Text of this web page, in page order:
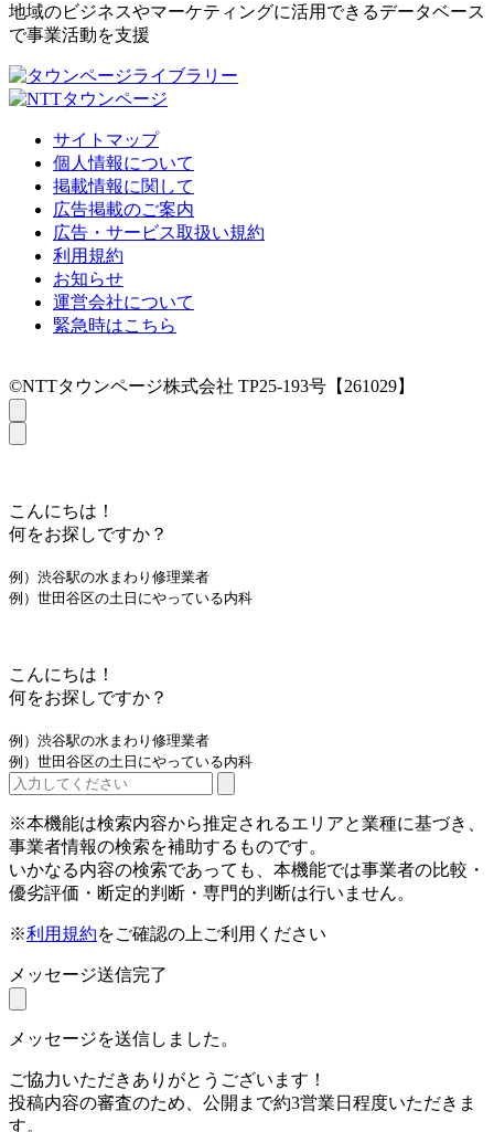
地域のビジネスやマーケティングに活用できるデータベース
で事業活動を支援
サイトマップ
個人情報について
掲載情報に関して
広告掲載のご案内
広告・サービス取扱い規約
利用規約
お知らせ
運営会社について
緊急時はこちら
©NTTタウンページ株式会社 TP25-193号【261029】
こんにちは！
何をお探しですか？
例）渋谷駅の水まわり修理業者
例）世田谷区の土日にやっている内科
こんにちは！
何をお探しですか？
例）渋谷駅の水まわり修理業者
例）世田谷区の土日にやっている内科
※本機能は検索内容から推定されるエリアと業種に基づき、
事業者情報の検索を補助するものです。
いかなる内容の検索であっても、本機能では事業者の比較・
優劣評価・断定的判断・専門的判断は行いません。
※利用規約をご確認の上ご利用ください
メッセージ送信完了
メッセージを送信しました。
ご協力いただきありがとうございます！
投稿内容の審査のため、公開まで約3営業日程度いただきま
す。